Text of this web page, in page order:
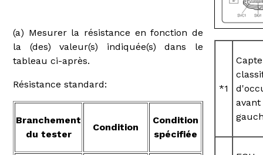
(a) Mesurer la résistance en fonction de
la (des) valeur(s) indiquée(s) dans le
tableau ci-après.
Résistance standard:
Branchement
du tester
Condition
Condition
spécifiée
*1
avant